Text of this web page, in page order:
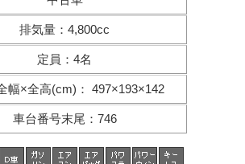
排気量 ： 4,800cc
定員 ： 4名
幅×全高(cm) ： 497×193×142
車台番号末尾 ： 746